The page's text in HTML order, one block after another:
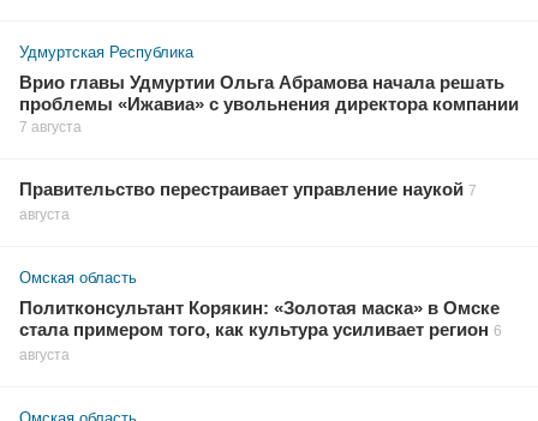
Удмуртская Республика
Врио главы Удмуртии Ольга Абрамова начала решать
проблемы «Ижавиа» с увольнения директора компании
7 августа
Правительство перестраивает управление наукой 7
августа
Омская область
Политконсультант Корякин: «Золотая маска» в Омске
стала примером того, как культура усиливает регион 6
августа